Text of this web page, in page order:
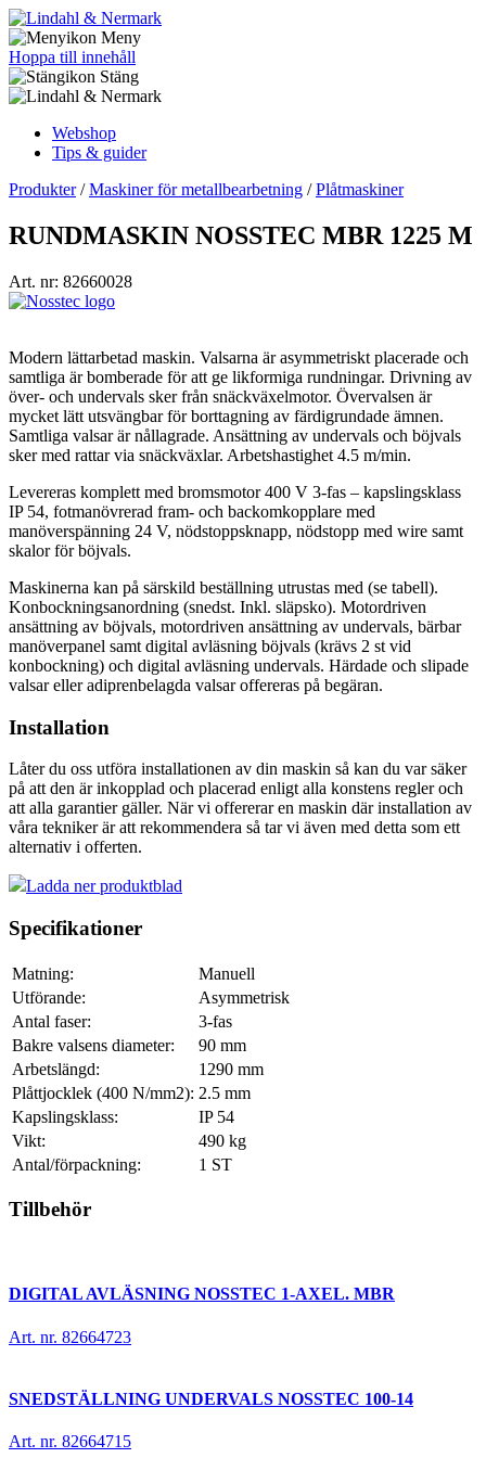
Meny
Hoppa till innehåll
Stäng
Webshop
Tips & guider
Produkter/Maskiner för metallbearbetning /Plåtmaskiner
RUNDMASKIN NOSSTEC MBR 1225 M
Art. nr: 82660028
Modern lättarbetad maskin. Valsarna är asymmetriskt placerade och
samtliga är bomberade för att ge likformiga rundningar. Drivning av
över- och undervals sker från snäckväxelmotor. Övervalsen är
mycket lätt utsvängbar för borttagning av färdigrundade ämnen.
Samtliga valsar är nållagrade. Ansättning av undervals och böjvals
sker med rattar via snäckväxlar. Arbetshastighet 4.5 m/min.
Levereras komplett med bromsmotor 400 V 3-fas – kapslingsklass
IP 54, fotmanövrerad fram- och backomkopplare med
manöverspänning 24 V, nödstoppsknapp, nödstopp med wire samt
skalor för böjvals.
Maskinerna kan på särskild beställning utrustas med (se tabell).
Konbockningsanordning (snedst. Inkl. släpsko). Motordriven
ansättning av böjvals, motordriven ansättning av undervals, bärbar
manöverpanel samt digital avläsning böjvals (krävs 2 st vid
konbockning) och digital avläsning undervals. Härdade och slipade
valsar eller adiprenbelagda valsar offereras på begäran.
Installation
Låter du oss utföra installationen av din maskin så kan du var säker
på att den är inkopplad och placerad enligt alla konstens regler och
att alla garantier gäller. När vi offererar en maskin där installation av
våra tekniker är att rekommendera så tar vi även med detta som ett
alternativ i offerten.
Ladda ner produktblad
Specifikationer
Matning:
Manuell
Utförande:
Asymmetrisk
Antal faser:
3-fas
Bakre valsens diameter:
90 mm
Arbetslängd:
1290 mm
Plåttjocklek (400 N/mm2): 2.5 mm
Kapslingsklass:
IP 54
Vikt:
490 kg
Antal/förpackning:
1 ST
Tillbehör
DIGITAL AVLÄSNING NOSSTEC 1-AXEL. MBR
Art. nr. 82664723
SNEDSTÄLLNING UNDERVALS NOSSTEC 100-14
Art. nr. 82664715